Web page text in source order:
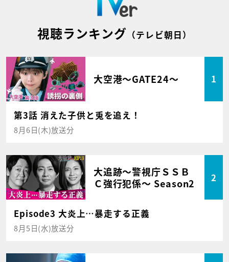
視聴ランキング （テレビ朝日）
大空港～GATE24～ 1
第3話 消えた子供と兎を追え！
8月6日(木)放送分
大追跡～警視庁ＳＳＢ
Ｃ強行犯係～ Season2
2
Episode3 大炎上…暴走する正義
8月5日(水)放送分